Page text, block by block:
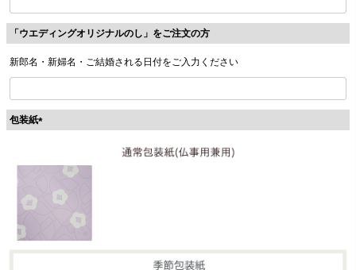
「ウエディングオリジナルのし」をご注文の方
新郎名・新婦名・ご結婚される日付をご入力ください
包装紙
須